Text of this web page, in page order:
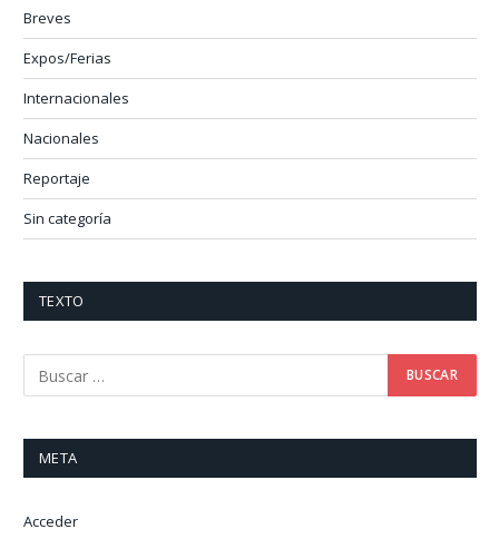
Breves
Expos/Ferias
Internacionales
Nacionales
Reportaje
Sin categoría
TEXTO
META
Acceder